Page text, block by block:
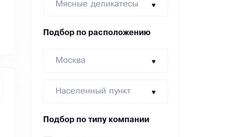
Мясные деликатесы
Подбор по расположению
Москва
Населенный пункт
Подбор по типу компании